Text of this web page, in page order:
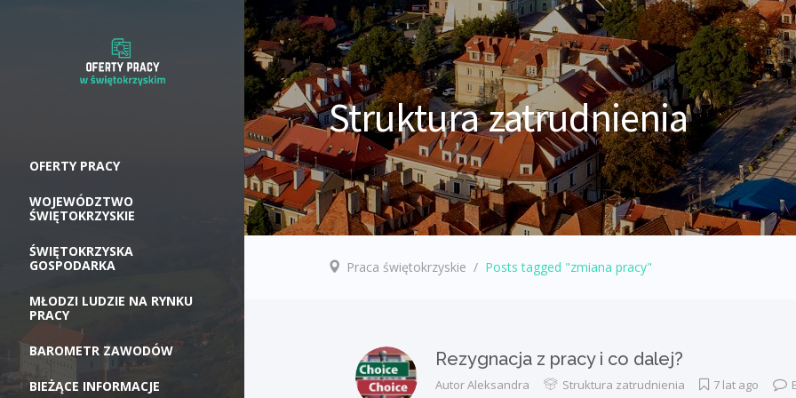
OFERTY PRACY
WOJEWÓDZTWO
ŚWIĘTOKRZYSKIE
ŚWIĘTOKRZYSKA
GOSPODARKA
MŁODZI LUDZIE NA RYNKU
PRACY
BAROMETR ZAWODÓW
BIEŻĄCE INFORMACJE
Struktura zatrudnienia
Praca świętokrzyskie / Posts tagged "zmiana pracy"
Rezygnacja z pracy i co dalej?
AutorAleksandra Struktura zatrudnienia 7 lat ago